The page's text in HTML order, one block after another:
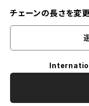
チェーンの長さを変